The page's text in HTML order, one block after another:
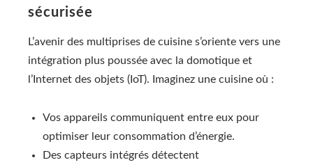
sécurisée
L’avenir des multiprises de cuisine s’oriente vers une
intégration plus poussée avec la domotique et
l’Internet des objets (IoT). Imaginez une cuisine où :
Vos appareils communiquent entre eux pour
optimiser leur consommation d’énergie.
Des capteurs intégrés détectent